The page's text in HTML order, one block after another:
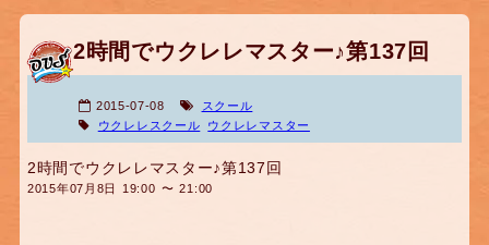
2時間でウクレレマスター♪第137回
2015-07-08
スクール
ウクレレスクール
ウクレレマスター
2時間でウクレレマスター♪第137回
2015年07月8日 19:00 〜 21:00